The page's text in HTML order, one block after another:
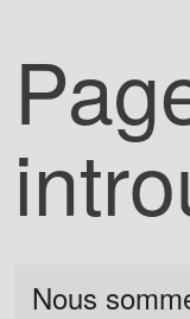
Nous